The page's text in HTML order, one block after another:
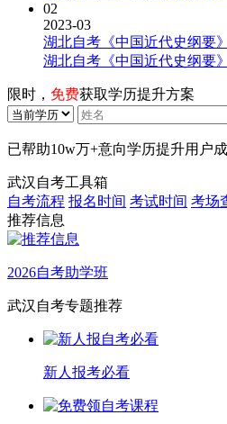
02
2023-03
湖北自考《中国近代史纲要
湖北自考《中国近代史纲要
限时， 免费获取学历提升方案
已帮助10w万+意向学历提升用户
武汉自考工具箱
自考流程 报名时间 考试时间 考场
推荐信息
2026自考助学班
武汉自考专题推荐
新人报考必看